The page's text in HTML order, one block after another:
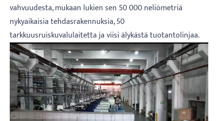
vahvuudesta, mukaan lukien sen 50 000 neliömetriä
nykyaikaisia ​​tehdasrakennuksia, 50
tarkkuusruiskuvalulaitetta ja viisi älykästä tuotantolinjaa.